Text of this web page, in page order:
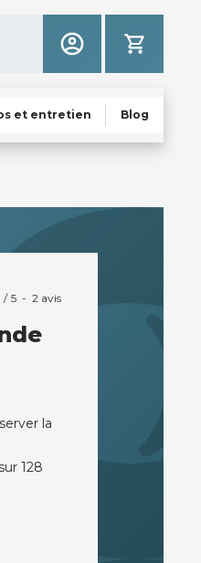
et entretien Blog
/ 5 - 2 avis
la
128